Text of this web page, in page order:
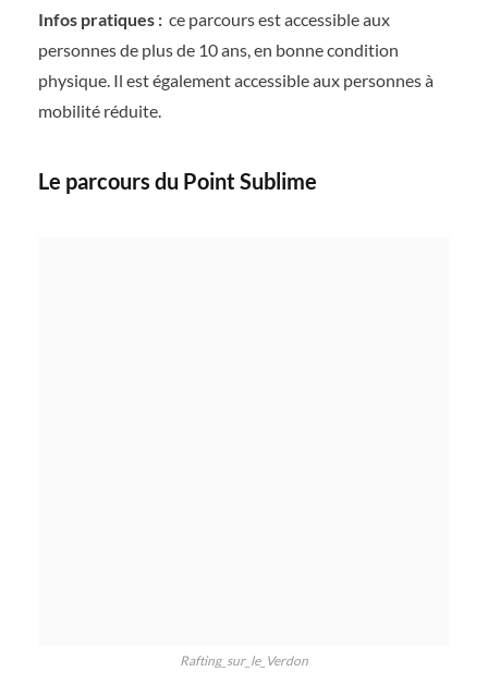
Infos pratiques : ce parcours est accessible aux
personnes de plus de 10 ans, en bonne condition
physique. Il est également accessible aux personnes à
mobilité réduite.
Le parcours du Point Sublime
Rafting_sur_le_Verdon